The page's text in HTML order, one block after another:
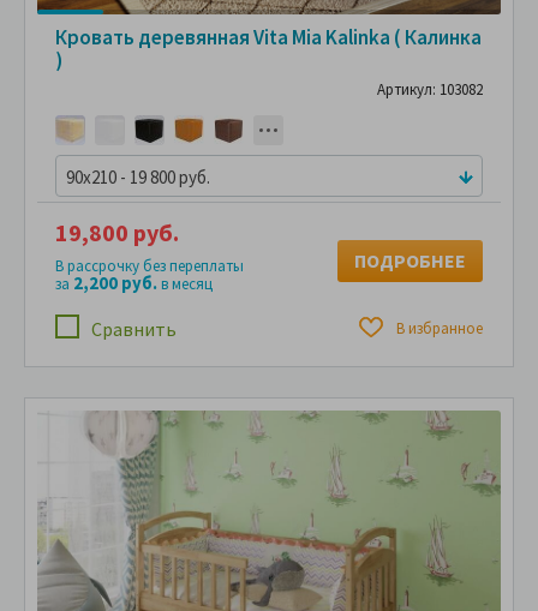
Кровать деревянная Vita Mia Kalinka ( Калинка
)
Артикул: 103082
90x210 - 19 800 руб.
Сравнить В избранное
19,800 руб.
В рассрочку без переплаты
за 2,200 руб.в месяц
ПОДРОБНЕЕ